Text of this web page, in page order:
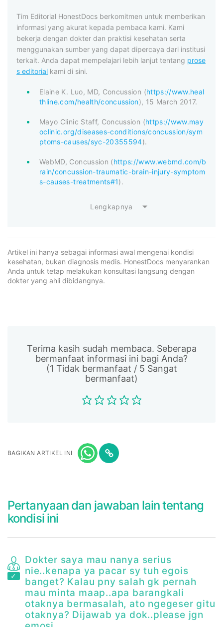
Tim Editorial HonestDocs berkomitmen untuk memberikan
informasi yang akurat kepada pembaca kami. Kami
bekerja dengan dokter dan praktisi kesehatan serta
menggunakan sumber yang dapat dipercaya dari institusi
terkait. Anda dapat mempelajari lebih lanjut tentang prose
s editorial kami di sini.
Elaine K. Luo, MD, Concussion (https://www.heal
thline.com/health/concussion), 15 March 2017.
Mayo Clinic Staff, Concussion (https://www.may
oclinic.org/diseases-conditions/concussion/sym
ptoms-causes/syc-20355594).
WebMD, Concussion (https://www.webmd.com/b
rain/concussion-traumatic-brain-injury-symptom
s-causes-treatments#1).
Lengkapnya
Artikel ini hanya sebagai informasi awal mengenai kondisi
kesehatan, bukan diagnosis medis. HonestDocs menyarankan
Anda untuk tetap melakukan konsultasi langsung dengan
dokter yang ahli dibidangnya.
Terima kasih sudah membaca. Seberapa
bermanfaat informasi ini bagi Anda?
(1 Tidak bermanfaat / 5 Sangat
bermanfaat)
BAGIKAN ARTIKEL INI
Pertanyaan dan jawaban lain tentang
kondisi ini
Dokter saya mau nanya serius
nie..kenapa ya pacar sy tuh egois
banget? Kalau pny salah gk pernah
mau minta maap..apa barangkali
otaknya bermasalah, ato ngegeser gitu
otaknya? Dijawab ya dok..please jgn